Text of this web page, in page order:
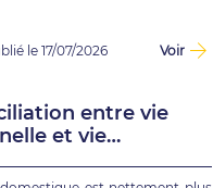
le 17/07/2026 Voir
entre vie
et vie
pour les femmes